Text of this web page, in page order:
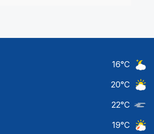
16°C
20°C
22°C
19°C